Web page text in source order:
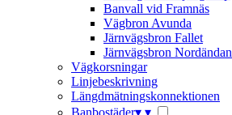
Banvall vid Framnäs
Vägbron Avunda
Järnvägsbron Fallet
Järnvägsbron Nordändan
Vägkorsningar
Linjebeskrivning
Längdmätningskonnektionen
Banbostäder▾ ▾